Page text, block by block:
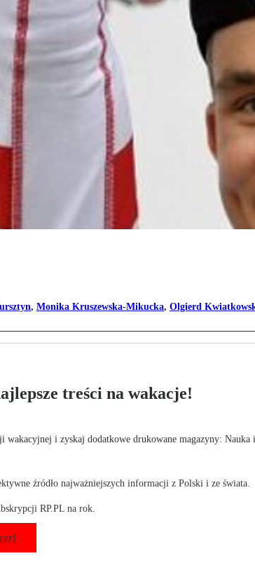
, Monika Kruszewska-Mikucka, Olgierd
treści na wakacje!
wakacyjnej i zyskaj dodatkowe drukowane magazyny: Nauka
źródło najważniejszych informacji z Polski i ze świata.
RP.PL na rok.